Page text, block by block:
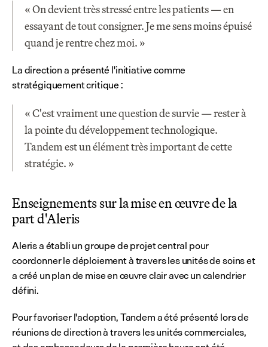
« On devient très stressé entre les patients — en
essayant de tout consigner. Je me sens moins épuisé
quand je rentre chez moi. »
La direction a présenté l'initiative comme
stratégiquement critique :
« C'est vraiment une question de survie — rester à
la pointe du développement technologique.
Tandem est un élément très important de cette
stratégie. »
Enseignements sur la mise en œuvre de la
part d'Aleris
Aleris a établi un groupe de projet central pour
coordonner le déploiement à travers les unités de soins et
a créé un plan de mise en œuvre clair avec un calendrier
défini.
Pour favoriser l'adoption, Tandem a été présenté lors de
réunions de direction à travers les unités commerciales,